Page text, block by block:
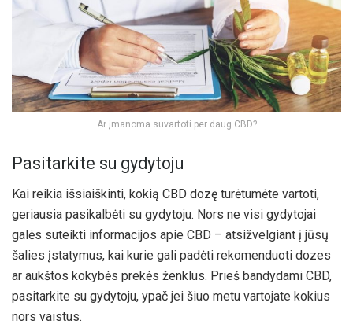
Ar įmanoma suvartoti per daug CBD?
Pasitarkite su gydytoju
Kai reikia išsiaiškinti, kokią CBD dozę turėtumėte vartoti,
geriausia pasikalbėti su gydytoju. Nors ne visi gydytojai
galės suteikti informacijos apie CBD – atsižvelgiant į jūsų
šalies įstatymus, kai kurie gali padėti rekomenduoti dozes
ar aukštos kokybės prekės ženklus. Prieš bandydami CBD,
pasitarkite su gydytoju, ypač jei šiuo metu vartojate kokius
nors vaistus.